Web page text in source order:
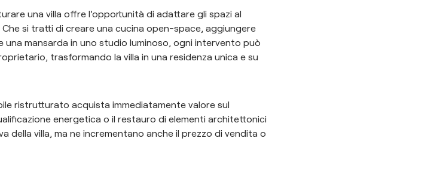
una villa offre l'opportunità di adattare gli spazi al
si tratti di creare una cucina open-space, aggiungere
una mansarda in uno studio luminoso, ogni intervento può
trasformando la villa in una residenza unica e su
ristrutturato acquista immediatamente valore sul
energetica o il restauro di elementi architettonici
della villa, ma ne incrementano anche il prezzo di vendita o